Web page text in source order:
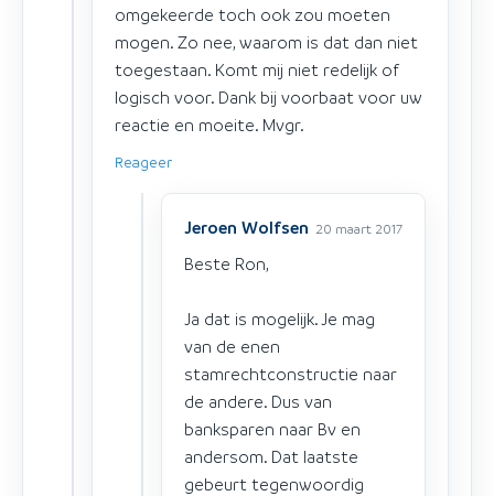
omgekeerde toch ook zou moeten
mogen. Zo nee, waarom is dat dan niet
toegestaan. Komt mij niet redelijk of
logisch voor. Dank bij voorbaat voor uw
reactie en moeite. Mvgr.
Reageer
Jeroen Wolfsen 20 maart 2017
Beste Ron,
Ja dat is mogelijk. Je mag
van de enen
stamrechtconstructie naar
de andere. Dus van
banksparen naar Bv en
andersom. Dat laatste
gebeurt tegenwoordig